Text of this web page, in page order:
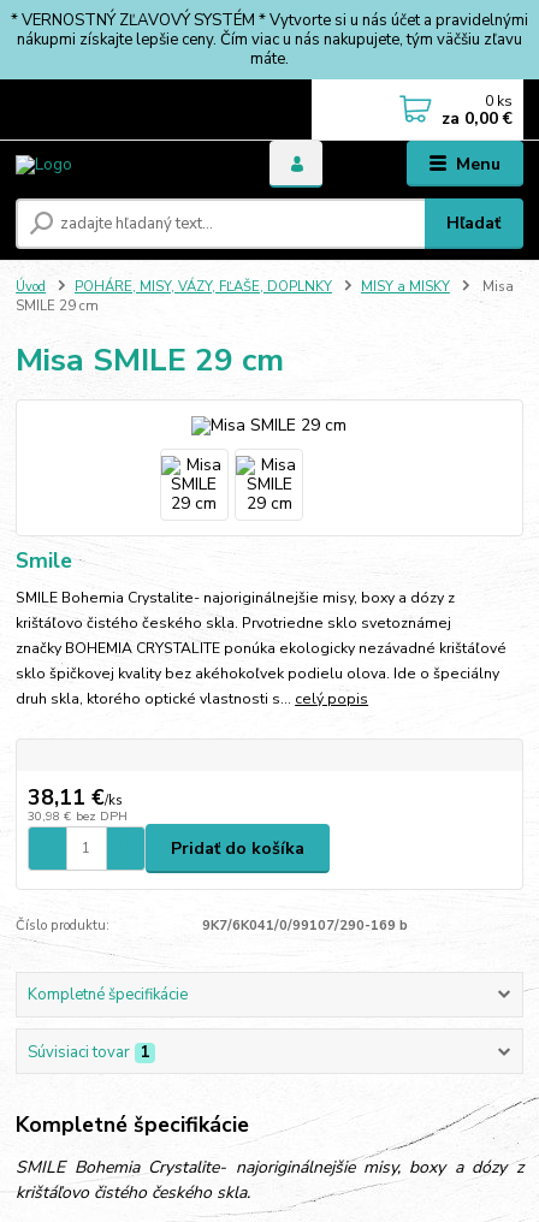
* VERNOSTNÝ ZĽAVOVÝ SYSTÉM * Vytvorte si u nás účet a pravidelnými
nákupmi získajte lepšie ceny. Čím viac u nás nakupujete, tým väčšiu zľavu
máte.
Menu
Hľadať
0 ks
za 0,00 €
Úvod POHÁRE, MISY, VÁZY, FĽAŠE, DOPLNKY MISY a MISKY
Misa
SMILE 29 cm
Misa SMILE 29 cm
Smile
SMILE Bohemia Crystalite- najoriginálnejšie misy, boxy a dózy z
krištáľovo čistého českého skla. Prvotriedne sklo svetoznámej
značky BOHEMIA CRYSTALITE ponúka ekologicky nezávadné krištáľové
sklo špičkovej kvality bez akéhokoľvek podielu olova. Ide o špeciálny
druh skla, ktorého optické vlastnosti s... celý popis
38,11 €/ks
30,98 € bez DPH
Pridať do košíka
Číslo produktu: 9K7/6K041/0/99107/290-169 b
Kompletné špecifikácie
Súvisiaci tovar 1
Kompletné špecifikácie
SMILE Bohemia Crystalite- najoriginálnejšie misy, boxy a dózy z
krištáľovo čistého českého skla.